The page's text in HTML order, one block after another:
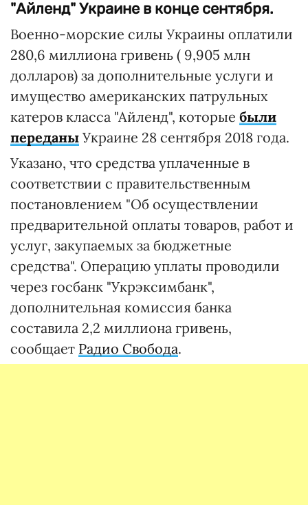
"Айленд" Украине в конце сентября.
Военно-морские силы Украины оплатили
280,6 миллиона гривень ( 9,905 млн
долларов) за дополнительные услуги и
имущество американских патрульных
катеров класса "Айленд", которые были
переданы Украине 28 сентября 2018 года.
Указано, что средства уплаченные в
соответствии с правительственным
постановлением "Об осуществлении
предварительной оплаты товаров, работ и
услуг, закупаемых за бюджетные
средства". Операцию уплаты проводили
через госбанк "Укрэксимбанк",
дополнительная комиссия банка
составила 2,2 миллиона гривень,
сообщает Радио Свобода.